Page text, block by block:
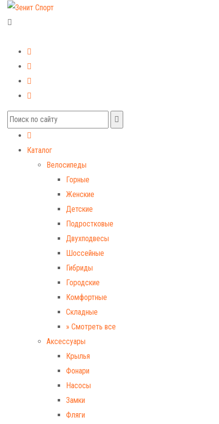
Каталог
Велосипеды
Горные
Женские
Детские
Подростковые
Двухподвесы
Шоссейные
Гибриды
Городские
Комфортные
Складные
» Смотреть все
Аксессуары
Крылья
Фонари
Насосы
Замки
Фляги